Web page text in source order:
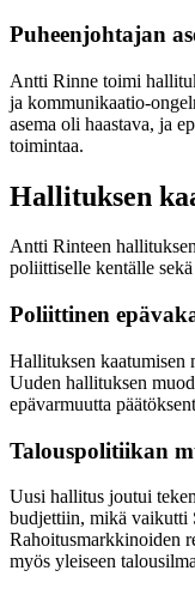
Puheenjohtajan
Antti Rinne toimi
ja kommunikaatio-
asema oli haastava, ja
toimintaa.
Hallituksen
Antti Rinteen
poliittiselle kentälle
Poliittinen
Hallituksen kaatumisen
Uuden hallituksen
epävarmuutta
Talouspolitiikan
Uusi hallitus joutui
budjettiin, mikä vaikutti
Rahoitusmarkkinoiden
myös yleiseen